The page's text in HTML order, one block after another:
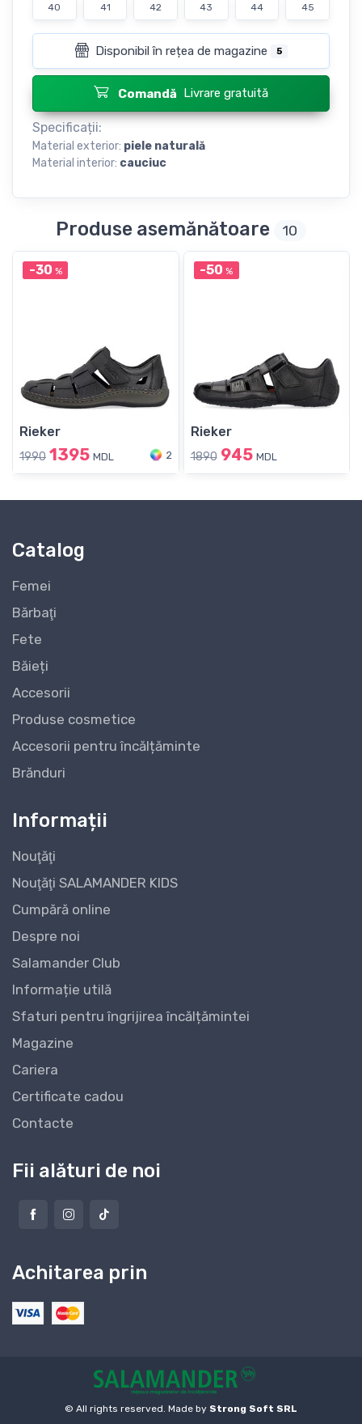
40 41 42 43 44 45
Disponibil în rețea de magazine 5
Comandă Livrare gratuită
Specificații:
Material exterior: piele naturală
Material interior: cauciuc
Produse asemănătoare 10
-30 %
Rieker
1990 1395 MDL 2
-50 %
Rieker
1890 945 MDL
Catalog
Femei
Bărbaţi
Fete
Băieți
Accesorii
Produse cosmetice
Accesorii pentru încălțăminte
Brănduri
Informații
Nouţăţi
Nouţăţi SALAMANDER KIDS
Cumpără online
Despre noi
Salamander Club
Informație utilă
Sfaturi pentru îngrijirea încălțămintei
Magazine
Cariera
Certificate cadou
Contacte
Fii alături de noi
Achitarea prin
© All rights reserved. Made by Strong Soft SRL